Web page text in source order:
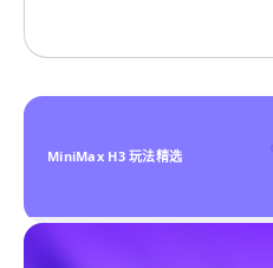
MiniMax H3 玩法精选